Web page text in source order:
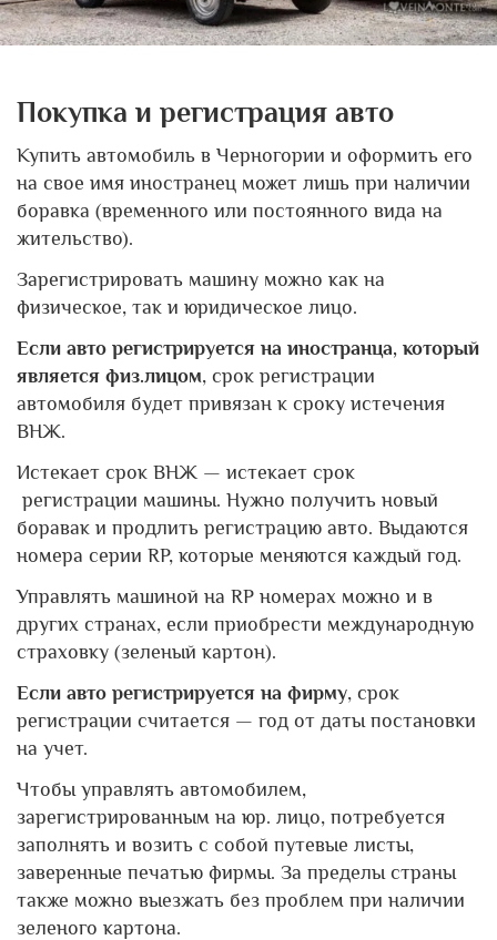
Покупка и регистрация авто
Купить автомобиль в Черногории и оформить его
на свое имя иностранец может лишь при наличии
боравка (временного или постоянного вида на
жительство).
Зарегистрировать машину можно как на
физическое, так и юридическое лицо.
Если авто регистрируется на иностранца, который
является физ.лицом, срок регистрации
автомобиля будет привязан к сроку истечения
ВНЖ.
Истекает срок ВНЖ — истекает срок
регистрации машины. Нужно получить новый
боравак и продлить регистрацию авто. Выдаются
номера серии RP, которые меняются каждый год.
Управлять машиной на RP номерах можно и в
других странах, если приобрести международную
страховку (зеленый картон).
Если авто регистрируется на фирму, срок
регистрации считается — год от даты постановки
на учет.
Чтобы управлять автомобилем,
зарегистрированным на юр. лицо, потребуется
заполнять и возить с собой путевые листы,
заверенные печатью фирмы. За пределы страны
также можно выезжать без проблем при наличии
зеленого картона.